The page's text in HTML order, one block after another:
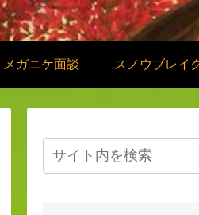
メガニケ面談 スノウブレイ